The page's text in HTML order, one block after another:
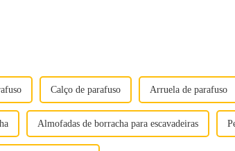
Calço de parafuso Arruela de parafuso
Almofadas de borracha para escavadeiras